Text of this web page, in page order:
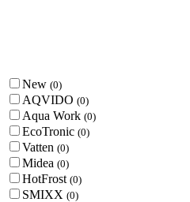
New (0)
AQVIDO (0)
Aqua Work (0)
EcoTronic (0)
Vatten (0)
Midea (0)
HotFrost (0)
SMIXX (0)